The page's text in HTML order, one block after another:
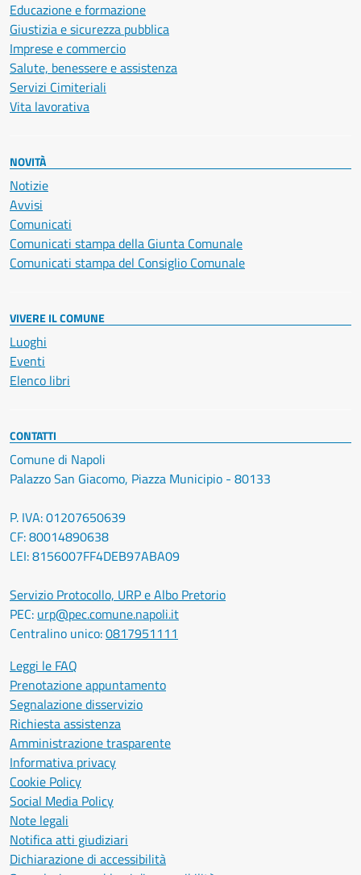
Educazione e formazione
Giustizia e sicurezza pubblica
Imprese e commercio
Salute, benessere e assistenza
Servizi Cimiteriali
Vita lavorativa
NOVITÀ
Notizie
Avvisi
Comunicati
Comunicati stampa della Giunta Comunale
Comunicati stampa del Consiglio Comunale
VIVERE IL COMUNE
Luoghi
Eventi
Elenco libri
CONTATTI
Comune di Napoli
Palazzo San Giacomo, Piazza Municipio - 80133
P. IVA: 01207650639
CF: 80014890638
LEI: 8156007FF4DEB97ABA09
Servizio Protocollo, URP e Albo Pretorio
PEC: urp@pec.comune.napoli.it
Centralino unico:0817951111
Leggi le FAQ
Prenotazione appuntamento
Segnalazione disservizio
Richiesta assistenza
Amministrazione trasparente
Informativa privacy
Cookie Policy
Social Media Policy
Note legali
Notifica atti giudiziari
Dichiarazione di accessibilità